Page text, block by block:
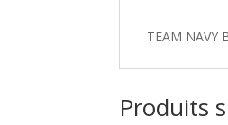
TEAM NAVY
Produits